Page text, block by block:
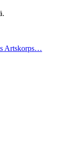
Artskorps…